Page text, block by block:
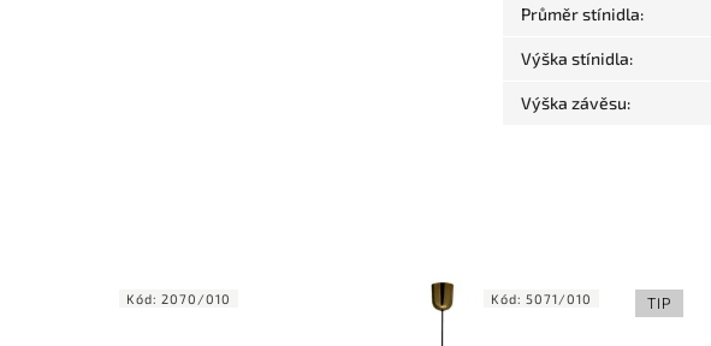
Průměr stínidla:
Výška stínidla:
Výška závěsu:
Kód: 2070/010 Kód: 5071/010 TIP